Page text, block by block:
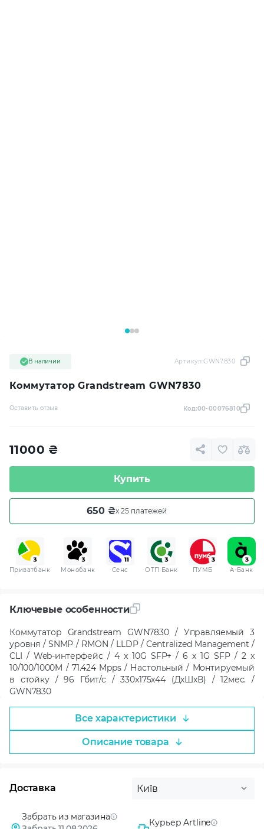
Коммутатор Grandstream GWN7830
В наличии Артикул:GWN7830
Оставить отзыв Код:00-00076810
11000 ₴
Купить
650 ₴x 25 платежей
Приватбанк Монобанк Сенс ОТП Банк ПУМБ A-Банк
Ключевые особенности
Коммутатор Grandstream GWN7830 / Управляемый 3
уровня / SNMP / RMON / LLDP / Centralized Management /
CLI / Web-интерфейс / 4 x 10G SFP+ / 6 x 1G SFP / 2 x
10/100/1000M / 71.424 Mpps / Настольный / Монтируемый
в стойку / 96 Гбит/с / 330x175x44 (ДxШxВ) / 12мес. /
GWN7830
Все характеристики
Описание товара
Доставка Київ
Забрать из магазина
Курьер Artline